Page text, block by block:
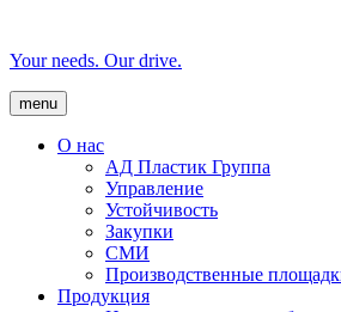
Your needs. Our drive.
menu
О нас
AД Пластик Группа
Управление
Устойчивость
Закупки
СМИ
Производственные
Продукция